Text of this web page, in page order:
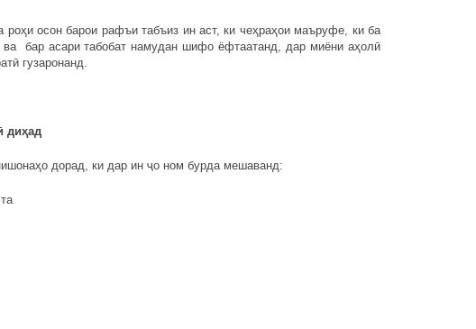
осон барои рафъи табъиз ин аст, ки чеҳраҳои маъруфе, ки ба
бар асари табобат намудан шифо ёфтаатанд, дар миёни аҳолӣ
гузаронанд.
диҳад
дорад, ки дар ин ҷо ном бурда мешаванд: